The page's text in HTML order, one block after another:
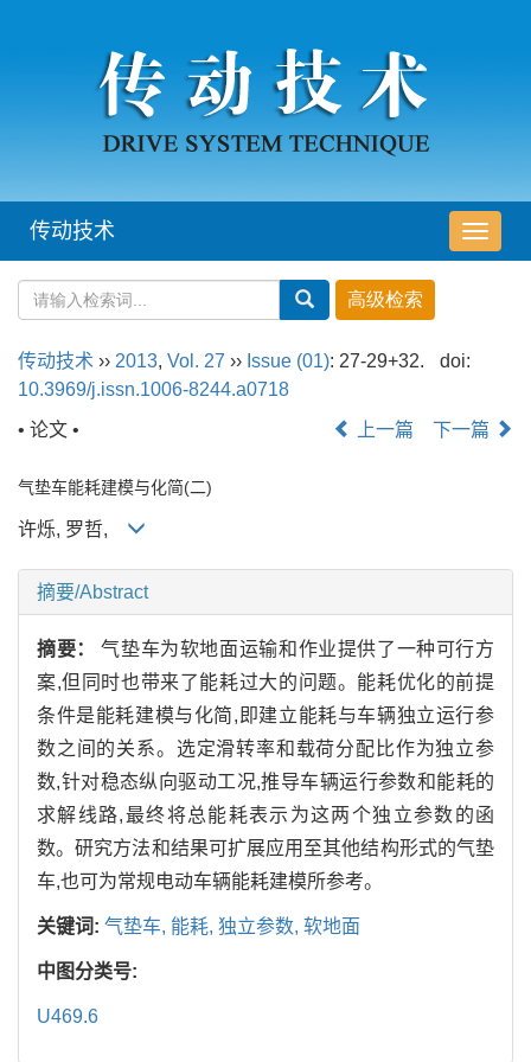
导
航
传动技术
传动技术 ›› 2013, Vol. 27 ›› Issue (01): 27-29+32.
doi:
10.3969/j.issn.1006-8244.a0718
• 论文 •
上一篇 下一篇
气垫车能耗建模与化简(二)
许烁, 罗哲,
摘要/Abstract
摘要：气垫车为软地面运输和作业提供了一种可行方
案,但同时也带来了能耗过大的问题。能耗优化的前提
条件是能耗建模与化简,即建立能耗与车辆独立运行参
数之间的关系。选定滑转率和载荷分配比作为独立参
数,针对稳态纵向驱动工况,推导车辆运行参数和能耗的
求解线路,最终将总能耗表示为这两个独立参数的函
数。研究方法和结果可扩展应用至其他结构形式的气垫
车,也可为常规电动车辆能耗建模所参考。
关键词: 气垫车, 能耗, 独立参数, 软地面
中图分类号:
U469.6